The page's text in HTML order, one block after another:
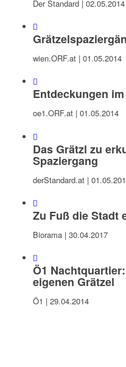
Der Standard | 02.05.2014
wien.ORF.at | 01.05.2014
Entdeckungen
oe1.ORF.at | 01.05.2014
Das Grätzl zu
Spaziergang
derStandard.at |
Zu Fuß die Stadt
Biorama | 30.04.2017
Ö1
eigenen Grätzel
Ö1 | 29.04.2014